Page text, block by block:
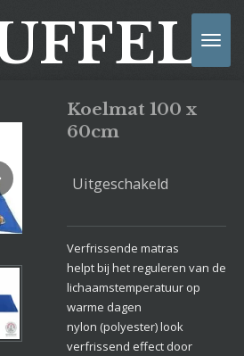
Koelmat 100 x
60cm
Uitgeschakeld
Verfrissende matras
helpt bij het reguleren van de
lichaamstemperatuur op
warme dagen
nylon (polyester) look
verfrissend effect door